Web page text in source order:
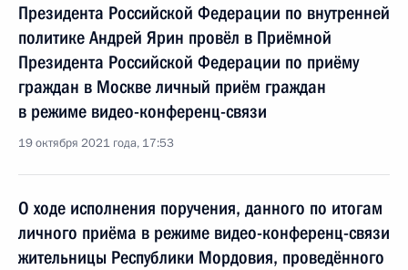
Президента Российской Федерации по внутренней
политике Андрей Ярин провёл в Приёмной
Президента Российской Федерации по приёму
граждан в Москве личный приём граждан
в режиме видео-конференц-связи
19 октября 2021 года, 17:53
О ходе исполнения поручения, данного по итогам
личного приёма в режиме видео-конференц-связи
жительницы Республики Мордовия, проведённого